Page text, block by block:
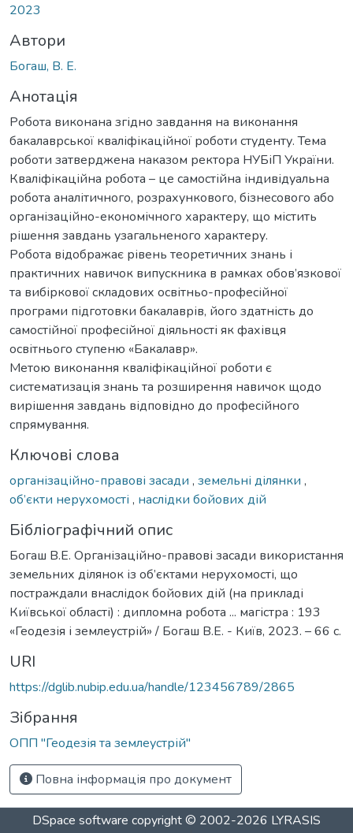
2023
Автори
Богаш, В. Е.
Анотація
Робота виконана згідно завдання на виконання
бакалаврської кваліфікаційної роботи студенту. Тема
роботи затверджена наказом ректора НУБіП України.
Кваліфікаційна робота – це самостійна індивідуальна
робота аналітичного, розрахункового, бізнесового або
організаційно-економічного характеру, що містить
рішення завдань узагальненого характеру.
Робота відображає рівень теоретичних знань і
практичних навичок випускника в рамках обов’язкової
та вибіркової складових освітньо-професійної
програми підготовки бакалаврів, його здатність до
самостійної професійної діяльності як фахівця
освітнього ступеню «Бакалавр».
Метою виконання кваліфікаційної роботи є
систематизація знань та розширення навичок щодо
вирішення завдань відповідно до професійного
спрямування.
Ключові слова
організаційно-правові засади , земельні ділянки ,
об’єкти нерухомості , наслідки бойових дій
Бібліографічний опис
Богаш В.Е. Організаційно-правові засади використання
земельних ділянок із об’єктами нерухомості, що
постраждали внаслідок бойових дій (на прикладі
Київської області) : дипломна робота ... магістра : 193
«Геодезія і землеустрій» / Богаш В.Е. - Київ, 2023. – 66 с.
URI
https://dglib.nubip.edu.ua/handle/123456789/2865
Зібрання
ОПП "Геодезія та землеустрій"
Повна інформація про документ
DSpace software copyright © 2002-2026 LYRASIS